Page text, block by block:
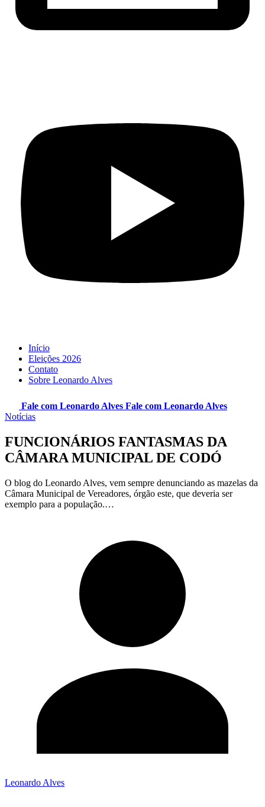
Início
Eleições 2026
Contato
Sobre Leonardo Alves
Fale com Leonardo Alves Fale com Leonardo Alves
Notícias
FUNCIONÁRIOS FANTASMAS DA
CÂMARA MUNICIPAL DE CODÓ
O blog do Leonardo Alves, vem sempre denunciando as mazelas da
Câmara Municipal de Vereadores, órgão este, que deveria ser
exemplo para a população.…
Leonardo Alves